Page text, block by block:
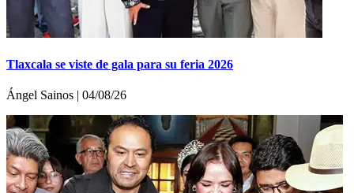
Tlaxcala se viste de gala para su feria 2026
Ángel Sainos | 04/08/26